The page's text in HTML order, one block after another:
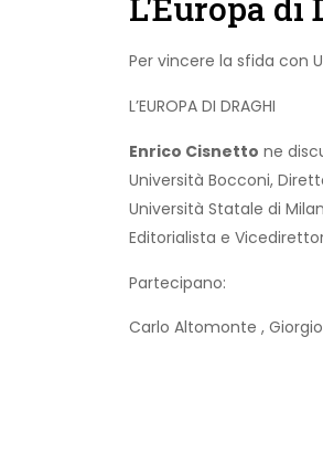
Per vincere la sfida con
L’EUROPA DI DRAGHI
Enrico Cisnetto ne
Università Bocconi,
Università Statale di
Editorialista e
Partecipano:
Carlo Altomonte ,